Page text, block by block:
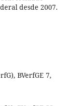
desde 2007.
BVerfGE 7,